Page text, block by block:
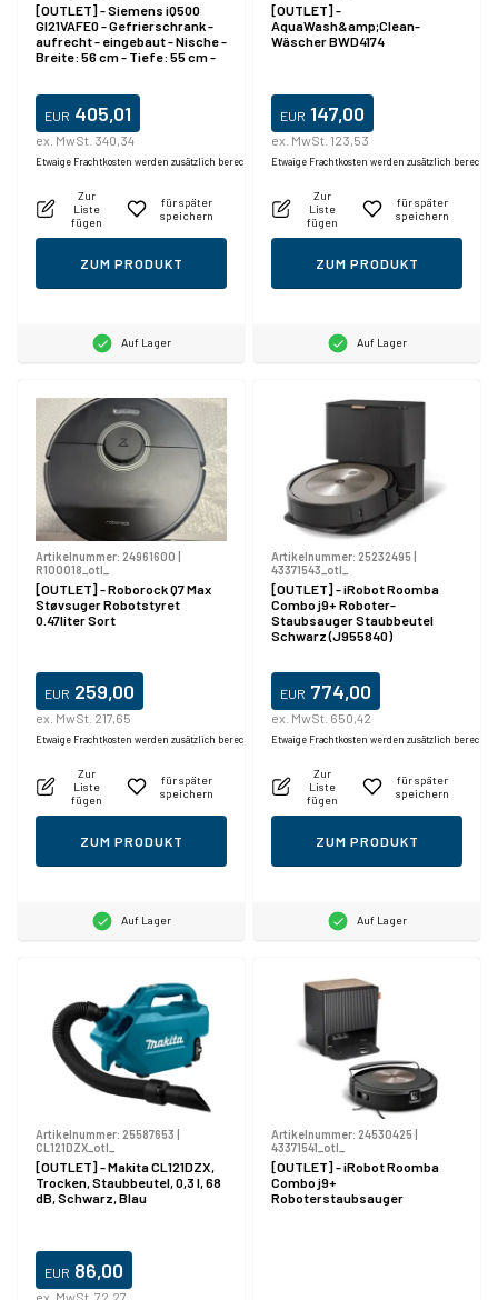
[OUTLET] - Siemens iQ500
GI21VAFE0 - Gefrierschrank -
aufrecht - eingebaut - Nische -
Breite: 56 cm - Tiefe: 55 cm -
EUR 405,01
ex. MwSt. 340,34
Etwaige Frachtkosten werden zusätzlich berechnet.
Produktdatablad
Zur
Liste
fügen
für später
speichern
ZUM PRODUKT
Auf Lager
[OUTLET] -
AquaWash&amp;Clean-
Wäscher BWD4174
EUR 147,00
ex. MwSt. 123,53
Etwaige Frachtkosten werden zusätzlich
Zur
Liste
fügen
für später
speichern
ZUM PRODUKT
Auf Lager
Artikelnummer: 24961600 |
R100018_otl_
[OUTLET] - Roborock Q7 Max
Støvsuger Robotstyret
0.47liter Sort
EUR 259,00
ex. MwSt. 217,65
Etwaige Frachtkosten werden zusätzlich berechnet.
Zur
Liste
fügen
für später
speichern
ZUM PRODUKT
Auf Lager
Artikelnummer: 25232495|
43371543_otl_
[OUTLET] - iRobot Roomba
Combo j9+ Roboter-
Staubsauger Staubbeutel
Schwarz (J955840)
EUR 774,00
ex. MwSt. 650,42
Etwaige Frachtkosten werden zusätzlich
Zur
Liste
fügen
für später
speichern
ZUM PRODUKT
Auf Lager
Artikelnummer: 25587653
CL121DZX_otl_
[OUTLET] - Makita CL121DZX,
Trocken, Staubbeutel, 0,3 l, 68
dB, Schwarz, Blau
EUR 86,00
ex. MwSt. 72,27
Artikelnummer: 24530425
43371541_otl_
[OUTLET] - iRobot Roomba
Combo j9+
Roboterstaubsauger